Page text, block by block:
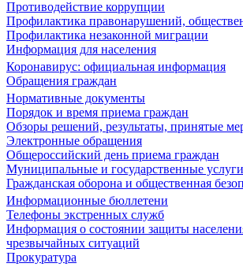
Противодействие коррупции
Профилактика правонарушений,
Профилактика незаконной миграции
Информация для населения
Коронавирус: официальная информация
Обращения граждан
Нормативные документы
Порядок и время приема граждан
Обзоры решений, результаты, принятые
Электронные обращения
Общероссийский день приема граждан
Муниципальные и государственные услуги
Гражданская оборона и общественная
Информационные бюллетени
Телефоны экстренных служб
Информация о состоянии защиты
чрезвычайных ситуаций
Прокуратура